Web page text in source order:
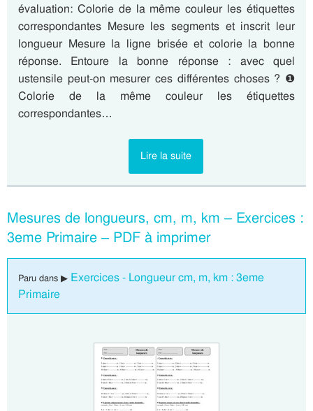
évaluation: Colorie de la même couleur les étiquettes
correspondantes Mesure les segments et inscrit leur
longueur Mesure la ligne brisée et colorie la bonne
réponse. Entoure la bonne réponse : avec quel
ustensile peut-on mesurer ces différentes choses ? ❶
Colorie de la même couleur les étiquettes
correspondantes…
Lire la suite
Mesures de longueurs, cm, m, km – Exercices :
3eme Primaire – PDF à imprimer
Paru dans ▶ Exercices - Longueur cm, m, km : 3eme
Primaire